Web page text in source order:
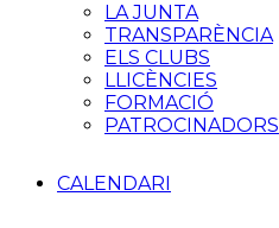
LA JUNTA
TRANSPARÈNCIA
ELS CLUBS
LLICÈNCIES
FORMACIÓ
PATROCINADORS
CALENDARI